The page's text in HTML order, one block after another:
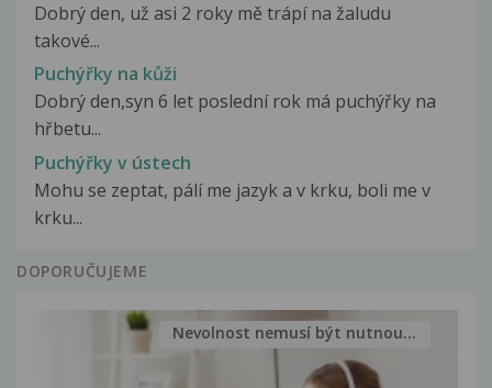
Dobrý den, už asi 2 roky mě trápí na žaludu
takové...
Puchýřky na kůži
Dobrý den,syn 6 let poslední rok má puchýřky na
hřbetu...
Puchýřky v ústech
Mohu se zeptat, pálí me jazyk a v krku, boli me v
krku...
DOPORUČUJEME
Nevolnost nemusí být nutnou...